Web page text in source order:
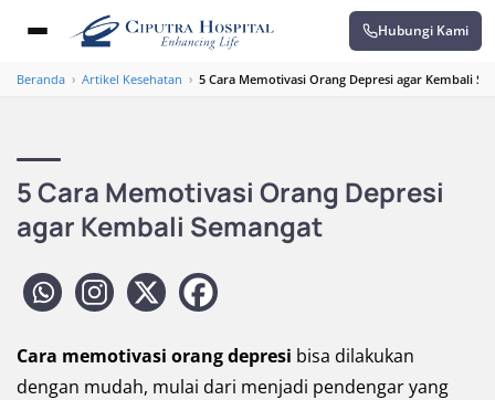
Hubungi Kami
Beranda › Artikel Kesehatan › 5 Cara Memotivasi Orang Depresi agar Kembali
5 Cara Memotivasi Orang Depresi
agar Kembali Semangat
Cara memotivasi orang depresi bisa dilakukan
dengan mudah, mulai dari menjadi pendengar yang